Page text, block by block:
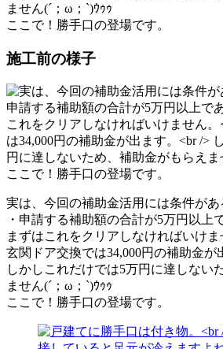
ません(´；ω；`)ｳｩｩ
ここで！勝手口の登場です。
施工前の様子
実は、今回の補助金活用には条件があ
・申請する補助額の合計が5万円以上
まずはこれをクリアしなければいけま
玄関ドア交換では34,000円の補助金が
しかしこれだけでは5万円に達しない
ません(´；ω；`)ｳｩｩ
ここで！勝手口の登場です。